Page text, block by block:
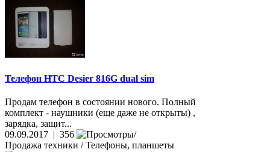
Телефон HTC Desier 816G dual sim
Продам телефон в состоянии нового. Полный
комплект - наушники (еще даже не открыты) ,
зарядка, защит...
09.09.2017 | 356
Продажа техники / Телефоны, планшеты